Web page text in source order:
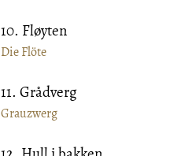
10. Fløyten
Die Flöte
11. Grådverg
Grauzwerg